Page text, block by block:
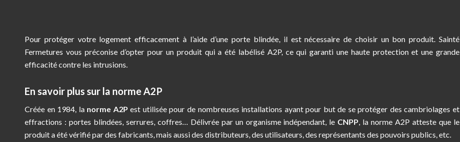
Pour protéger votre logement efficacement à l’aide d’une porte blindée, il est nécessaire de choisir un bon produit. Sainté
Fermetures vous préconise d’opter pour un produit qui a été labélisé A2P, ce qui garanti une haute protection et une grande
efficacité contre les intrusions.
En savoir plus sur la norme A2P
Créée en 1984, la norme A2P est utilisée pour de nombreuses installations ayant pour but de se protéger des cambriolages et
effractions : portes blindées, serrures, coffres… Délivrée par un organisme indépendant, le CNPP, la norme A2P atteste que le
produit a été vérifié par des fabricants, mais aussi des distributeurs, des utilisateurs, des représentants des pouvoirs publics, etc.